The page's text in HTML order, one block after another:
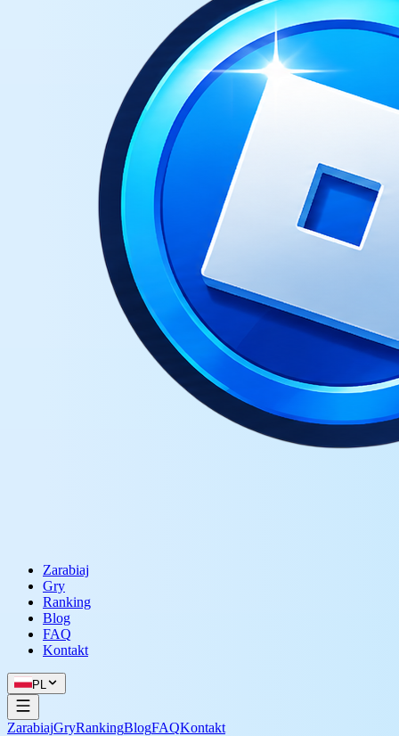
Zarabiaj
Gry
Ranking
Blog
FAQ
Kontakt
PL
ZarabiajGryRankingBlogFAQKontakt